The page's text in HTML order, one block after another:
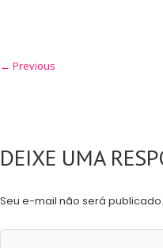
← Previous
DEIXE UMA
Seu e-mail não será publicado.